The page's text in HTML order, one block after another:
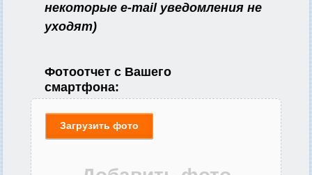
некоторые e-mail уведомления не
уходят)
Фотоотчет с Вашего
смартфона:
Загрузить фото